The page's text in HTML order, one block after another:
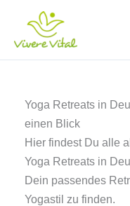
springen
Yoga Retreats in
einen Blick
Hier findest Du alle
Yoga Retreats in
Dein passendes
Yogastil zu finden.